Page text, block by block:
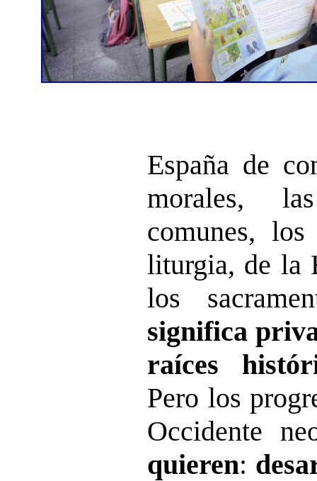
España de
morales,
comunes,
liturgia, de la
los
significa
raíces
Pero los
Occidente
quieren: